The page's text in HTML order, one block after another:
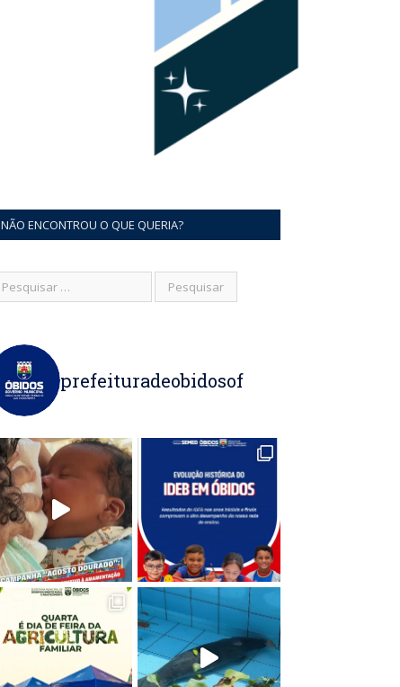
NÃO ENCONTROU O QUE QUERIA?
prefeituradeobidosof